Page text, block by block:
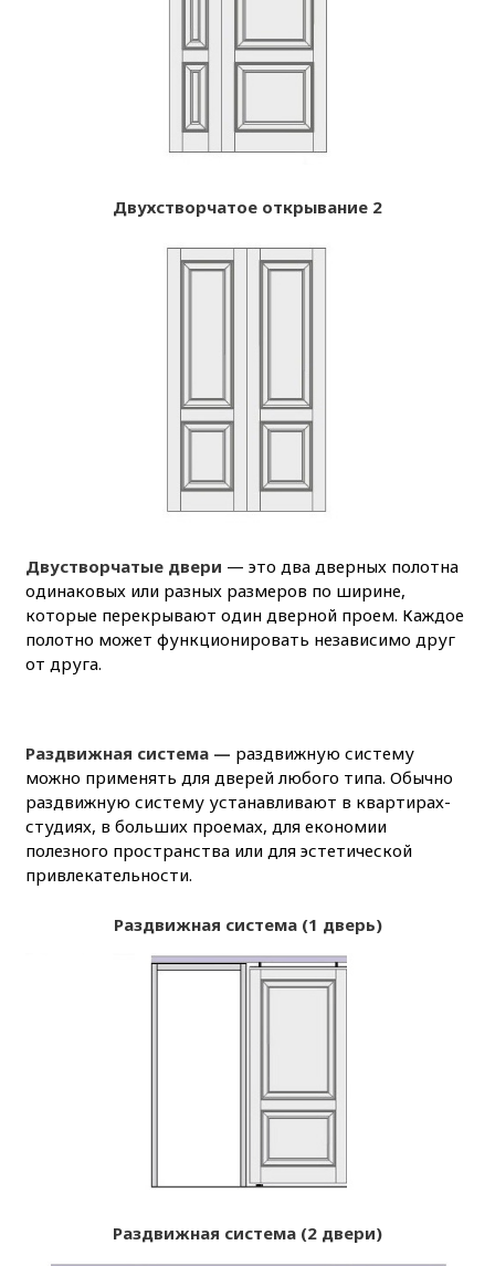
Двухстворчатое открывание 2
Двустворчатые двери — это два дверных полотна
одинаковых или разных размеров по ширине,
которые перекрывают один дверной проем. Каждое
полотно может функционировать независимо друг
от друга.
Раздвижная система — раздвижную систему
можно применять для дверей любого типа. Обычно
раздвижную систему устанавливают в квартирах-
студиях, в больших проемах, для економии
полезного пространства или для эстетической
привлекательности.
Раздвижная система (1 дверь)
Раздвижная система (2 двери)